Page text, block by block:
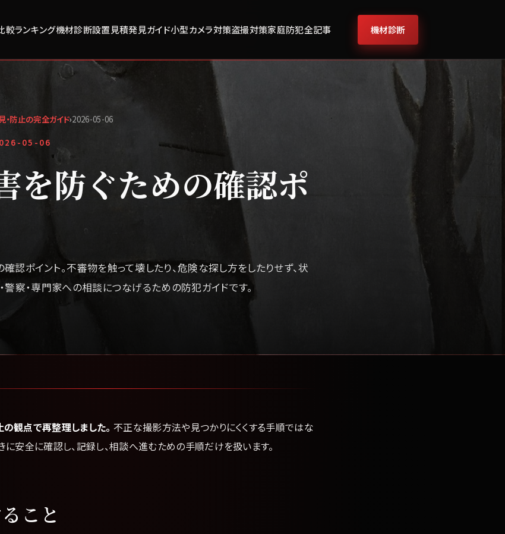
較ランキング機材診断設置見積発見ガイド小型カメラ対策盗撮対策家庭防犯全記事 機材診断
・防止の完全ガイド›2026-05-06
05-06
を防ぐための確認ポ
認ポイント。不審物を触って壊したり、危険な探し方をしたりせず、状
警察・専門家への相談につなげるための防犯ガイドです。
観点で再整理しました。 不正な撮影方法や見つかりにくくする手順ではな
に安全に確認し、記録し、相談へ進むための手順だけを扱います。
こと